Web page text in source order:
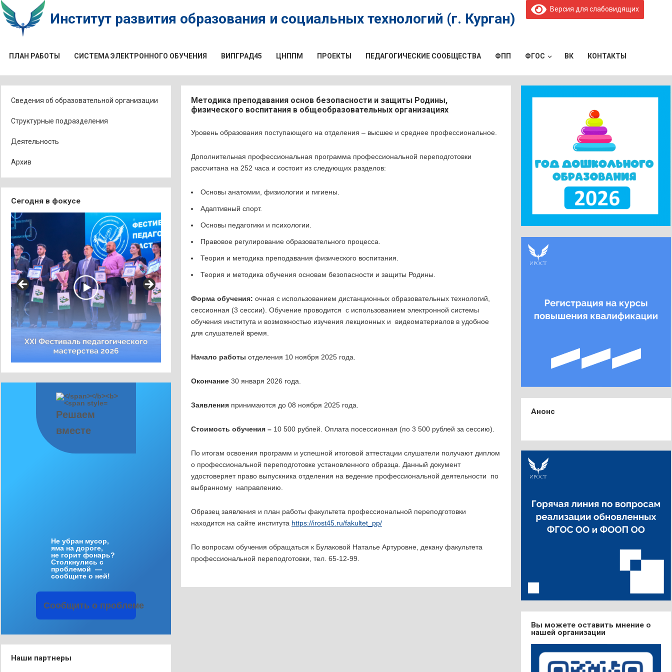
Институт развития образования и социальных технологий (г. Курган)
ПЛАН РАБОТЫ СИСТЕМА ЭЛЕКТРОННОГО ОБУЧЕНИЯ ВИПГРАД45 ЦНППМ ПРОЕКТЫ ПЕДАГОГИЧЕСКИЕ СООБЩЕСТВА ФПП ФГОС ВК КОНТАКТЫ
Версия для слабовидящих
Сведения об образовательной организации
Структурные подразделения
Деятельность
Архив
Сегодня в фокусе
Решаем
вместе
Не убран мусор,
яма на дороге,
не горит фонарь?
Столкнулись с
проблемой —
сообщите о ней!
Сообщить о проблеме
Наши партнеры
Методика преподавания основ безопасности и защиты Родины,
физического воспитания в общеобразовательных организациях
Уровень образования поступающего на отделения – высшее и среднее профессиональное.
Дополнительная профессиональная программа профессиональной переподготовки
рассчитана на 252 часа и состоит из следующих разделов:
Основы анатомии, физиологии и гигиены.
Адаптивный спорт.
Основы педагогики и психологии.
Правовое регулирование образовательного процесса.
Теория и методика преподавания физического воспитания.
Теория и методика обучения основам безопасности и защиты Родины.
Форма обучения: очная с использованием дистанционных образовательных технологий,
сессионная (3 сессии). Обучение проводится с использованием электронной системы
обучения института и возможностью изучения лекционных и видеоматериалов в удобное
для слушателей время.
Начало работы отделения 10 ноября 2025 года.
Окончание 30 января 2026 года.
Заявления принимаются до 08 ноября 2025 года.
Стоимость обучения – 10 500 рублей. Оплата посессионная (по 3 500 рублей за сессию).
По итогам освоения программ и успешной итоговой аттестации слушатели получают диплом
о профессиональной переподготовке установленного образца. Данный документ
удостоверяет право выпускника отделения на ведение профессиональной деятельности по
выбранному направлению.
Образец заявления и план работы факультета профессиональной переподготовки
находится на сайте института https://irost45.ru/fakultet_pp/
По вопросам обучения обращаться к Булаковой Наталье Артуровне, декану факультета
профессиональной переподготовки, тел. 65-12-99.
Анонс
Вы можете оставить мнение о
нашей организации